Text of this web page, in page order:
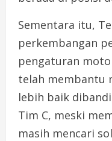
Sementara itu,
perkembangan
pengaturan
telah membantu
lebih baik
Tim C, meski
masih mencari